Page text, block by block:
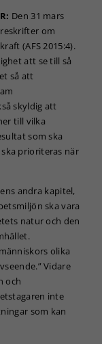
Den 31 mars
om
(AFS 2015:4).
att se till så
så att
skyldig att
till vilka
som ska
prioriteras när
andra kapitel,
ska vara
natur och den
olika
Vidare
och
inte
som kan
att
ska